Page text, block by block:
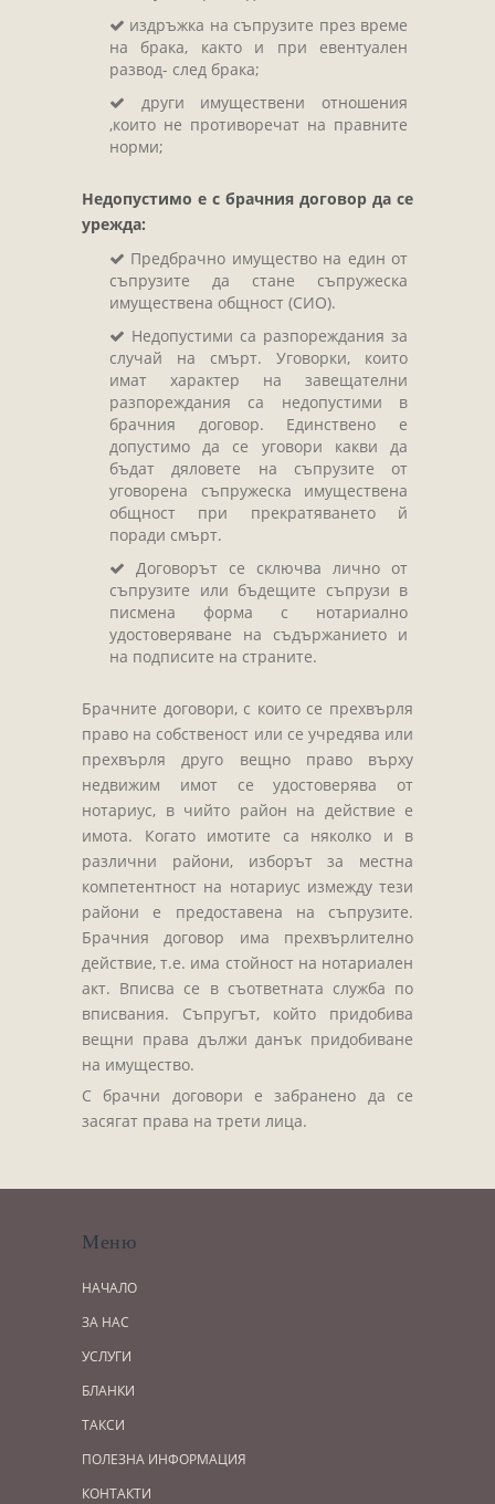
издръжка на съпрузите през време
на брака, както и при евентуален
развод- след брака;
други имуществени отношения
,които не противоречат на правните
норми;
Недопустимо е с брачния договор да се
урежда:
Предбрачно имущество на един от
съпрузите да стане съпружеска
имуществена общност (СИО).
Недопустими са разпореждания за
случай на смърт. Уговорки, които
имат характер на завещателни
разпореждания са недопустими в
брачния договор. Единствено е
допустимо да се уговори какви да
бъдат дяловете на съпрузите от
уговорена съпружеска имуществена
общност при прекратяването й
поради смърт.
Договорът се сключва лично от
съпрузите или бъдещите съпрузи в
писмена форма с нотариално
удостоверяване на съдържанието и
на подписите на страните.
Брачните договори, с които се прехвърля
право на собственост или се учредява или
прехвърля друго вещно право върху
недвижим имот се удостоверява от
нотариус, в чийто район на действие е
имота. Когато имотите са няколко и в
различни райони, изборът за местна
компетентност на нотариус измежду тези
райони е предоставена на съпрузите.
Брачния договор има прехвърлително
действие, т.е. има стойност на нотариален
акт. Вписва се в съответната служба по
вписвания. Съпругът, който придобива
вещни права дължи данък придобиване
на имущество.
С брачни договори е забранено да се
засягат права на трети лица.
Меню
НАЧАЛО
ЗА НАС
УСЛУГИ
БЛАНКИ
ТАКСИ
ПОЛЕЗНА ИНФОРМАЦИЯ
КОНТАКТИ